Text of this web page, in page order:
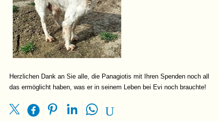
Herzlichen Dank an Sie alle, die Panagiotis mit Ihren Spenden noch all
das ermöglicht haben, was er in seinem Leben bei Evi noch brauchte!